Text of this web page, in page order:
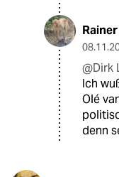
@Dirk
Ich
Olé
denn